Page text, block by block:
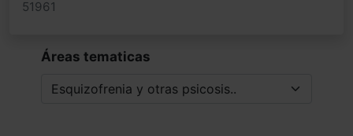
51961
Áreas tematicas